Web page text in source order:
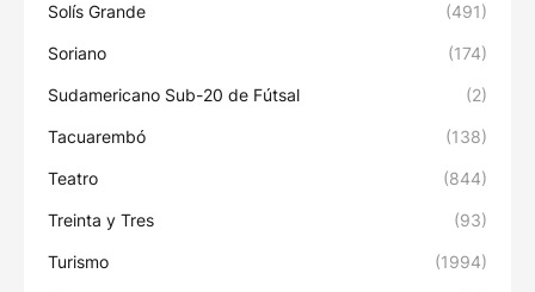
Solís Grande (491)
Soriano (174)
Sudamericano Sub-20 de Fútsal (2)
Tacuarembó (138)
Teatro (844)
Treinta y Tres (93)
Turismo (1994)